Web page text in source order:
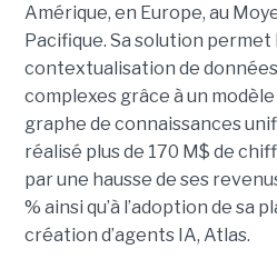
Amérique, en Europe, au
Pacifique. Sa solution
contextualisation de
complexes grâce à un
graphe de connaissances
réalisé plus de 170 M$ de
par une hausse de ses
% ainsi qu’à l’adoption de sa
création d’agents IA, Atlas.